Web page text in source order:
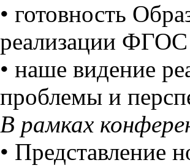
• готовность
реализации
• наше видение
проблемы и
В рамках
• Представление